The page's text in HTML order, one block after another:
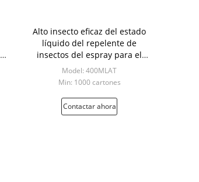
Alto insecto eficaz del estado
líquido del repelente de
insectos del espray para el
dormitorio
Model: 400MLAT
Min: 1000 cartones
Contactar ahora